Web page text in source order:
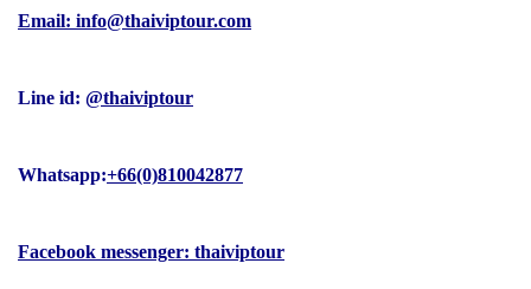
Email: info@thaiviptour.com
Line id: @thaiviptour
Whatsapp:+66(0)810042877
Facebook messenger: thaiviptour